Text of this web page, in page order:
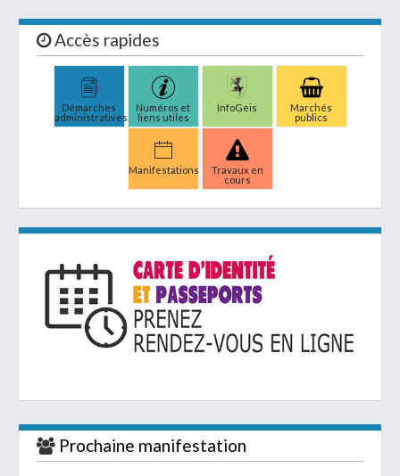
Accès rapides
Démarches
administratives
Numéros et
liens utiles
InfoGeis
Marchés
publics
Manifestations
Travaux en
cours
Prochaine manifestation